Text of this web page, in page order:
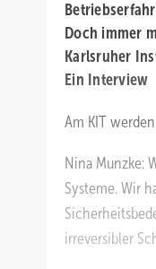
Doch immer
Karlsruher
Ein Interview
Am KIT
Nina Munzke:
Systeme. Wir
irreversibler